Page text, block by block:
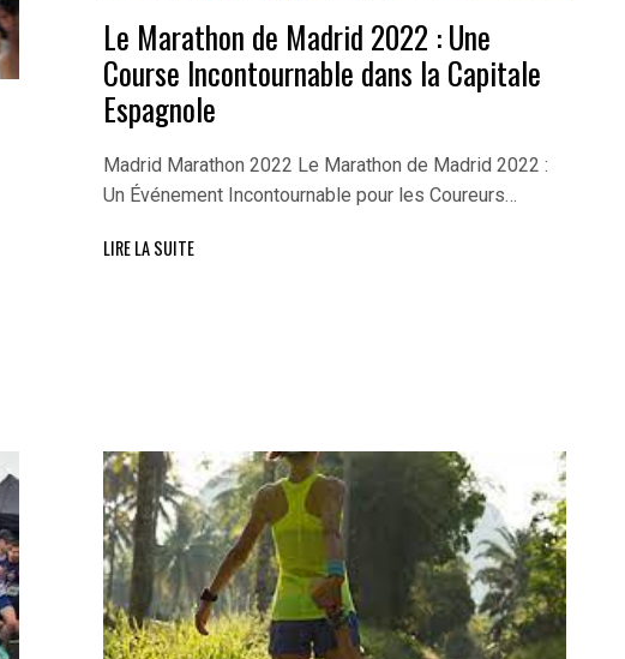
Le Marathon de Madrid 2022 : Une
Course Incontournable dans la Capitale
Espagnole
Madrid Marathon 2022 Le Marathon de Madrid 2022 :
Un Événement Incontournable pour les Coureurs…
LIRE LA SUITE